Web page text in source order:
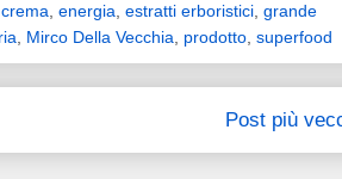
crema, energia, estratti erboristici, grande
, Mirco Della Vecchia, prodotto, superfood
Post più